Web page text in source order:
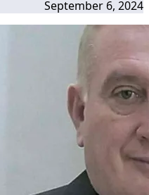
September 6, 2024